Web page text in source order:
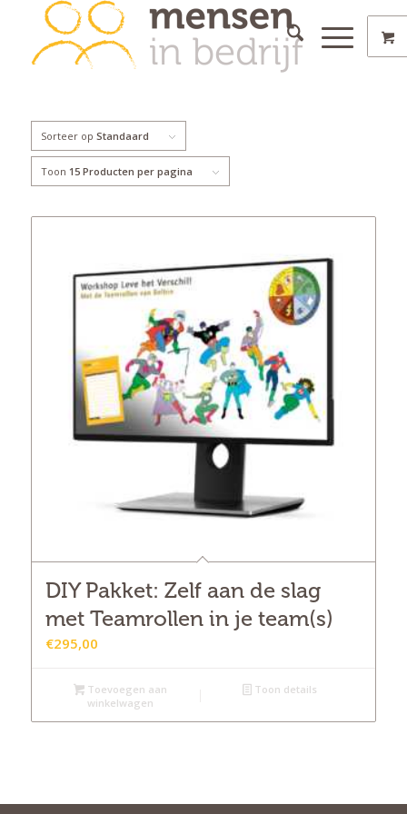
Sorteer op Standaard
Toon 15 Producten per pagina
DIY Pakket: Zelf aan de slag
met Teamrollen in je team(s)
€295,00
Toevoegen aan
winkelwagen
Toon details